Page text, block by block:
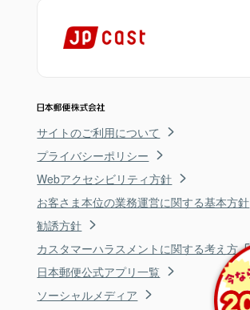
サイトのご利用について
プライバシーポリシー
Webアクセシビリティ方針
お客さま本位の業務運営に関する基本方針
勧誘方針
カスタマーハラスメントに関する考え方
日本郵便公式アプリ一覧
ソーシャルメディア